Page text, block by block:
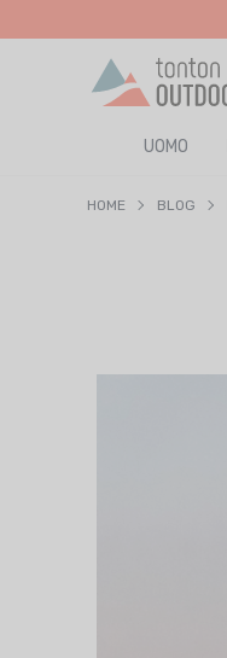
content
UOMO
HOME BLOG